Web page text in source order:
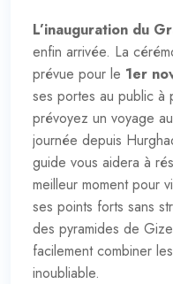
L’inauguration du
enfin arrivée. La
prévue pour le 1er
ses portes au public à
prévoyez un voyage
journée depuis
guide vous aidera à
meilleur moment pour
ses points forts sans
des pyramides de
facilement combiner
inoubliable.